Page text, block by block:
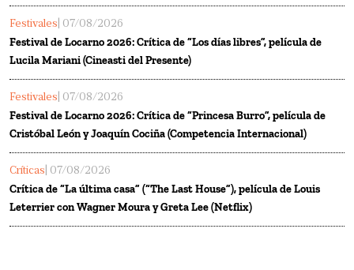
Festivales | 07/08/2026
Festival de Locarno 2026: Crítica de “Los días libres”, película de
Lucila Mariani (Cineasti del Presente)
Festivales | 07/08/2026
Festival de Locarno 2026: Crítica de “Princesa Burro”, película de
Cristóbal León y Joaquín Cociña (Competencia Internacional)
Críticas | 07/08/2026
Crítica de “La última casa” (“The Last House”), película de Louis
Leterrier con Wagner Moura y Greta Lee (Netflix)